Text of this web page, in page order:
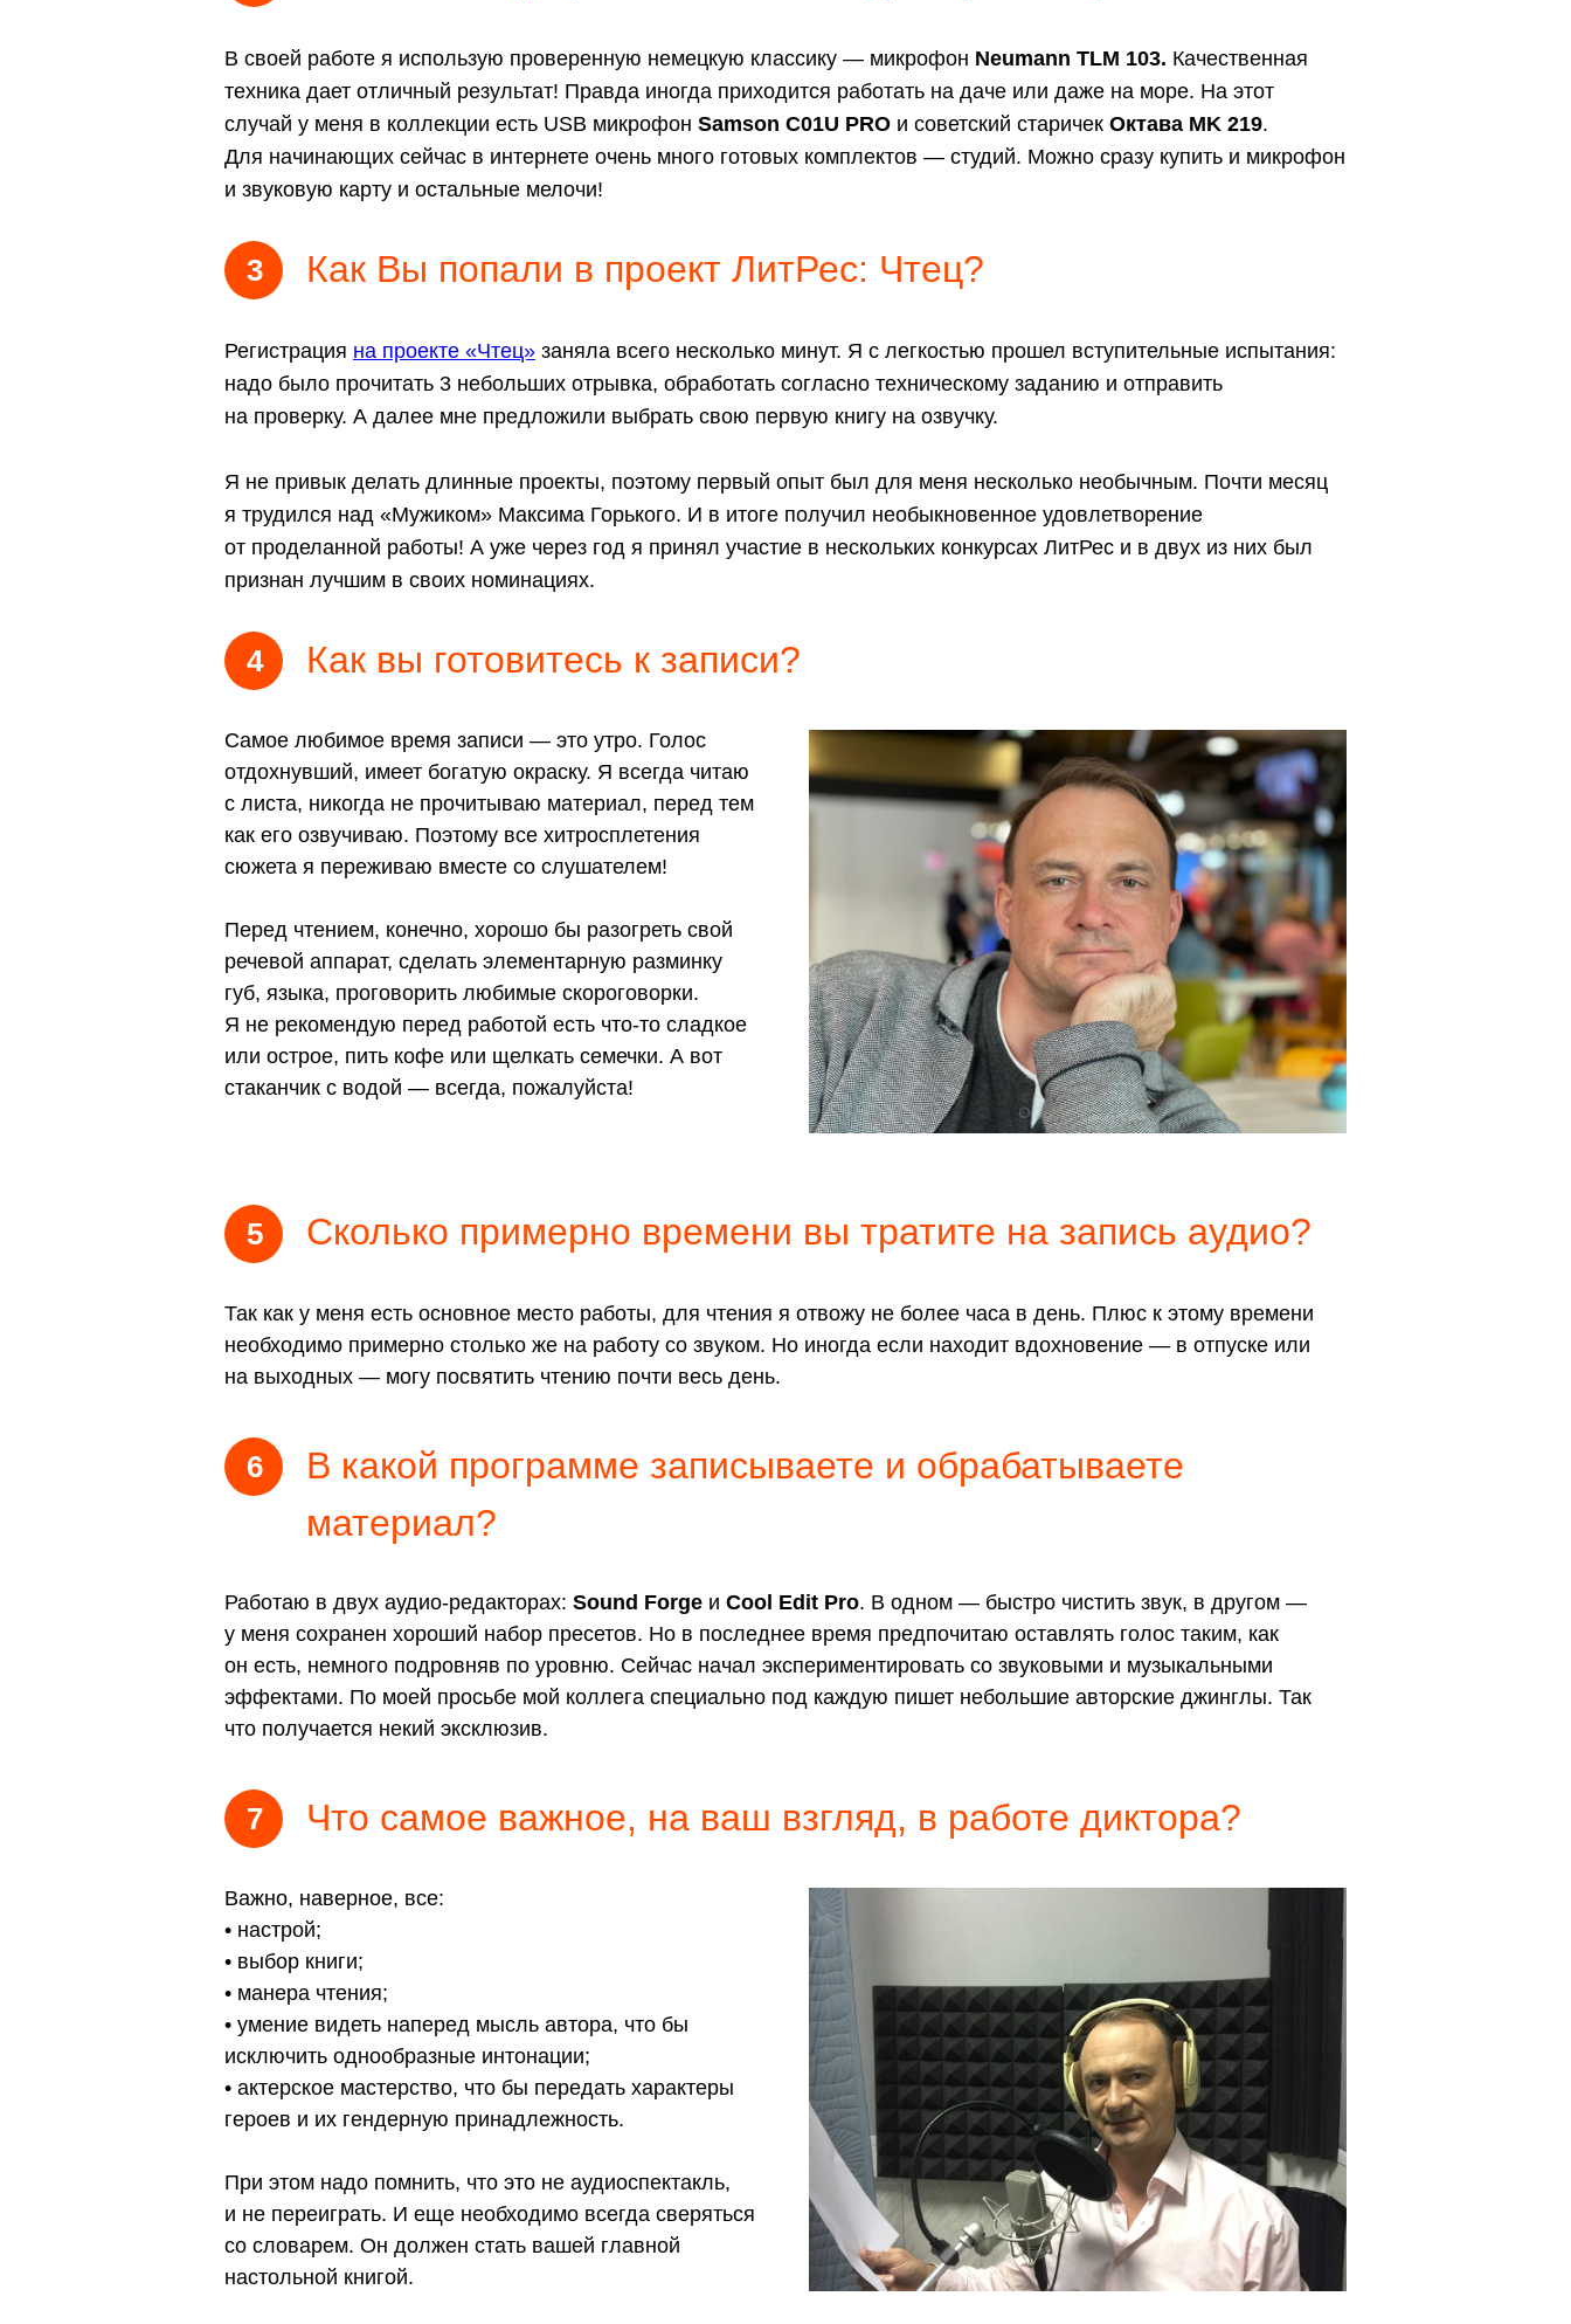
В своей работе я использую проверенную немецкую классику — микрофон Neumann TLM 103. Качественная
техника дает отличный результат! Правда иногда приходится работать на даче или даже на море. На этот
случай у меня в коллекции есть USB микрофон Samson C01U PRO и советский старичек Октавa МK 219.
Для начинающих сейчас в интернете очень много готовых комплектов — студий. Можно сразу купить и микрофон
и звуковую карту и остальные мелочи!
3 Как Вы попали в проект ЛитРес: Чтец?
Регистрация на проекте «Чтец» заняла всего несколько минут. Я с легкостью прошел вступительные испытания:
надо было прочитать 3 небольших отрывка, обработать согласно техническому заданию и отправить
на проверку. А далее мне предложили выбрать свою первую книгу на озвучку.
Я не привык делать длинные проекты, поэтому первый опыт был для меня несколько необычным. Почти месяц
я трудился над «Мужиком» Максима Горького. И в итоге получил необыкновенное удовлетворение
от проделанной работы! А уже через год я принял участие в нескольких конкурсах ЛитРес и в двух из них был
признан лучшим в своих номинациях.
4 Как вы готовитесь к записи?
Самое любимое время записи — это утро. Голос
отдохнувший, имеет богатую окраску. Я всегда читаю
с листа, никогда не прочитываю материал, перед тем
как его озвучиваю. Поэтому все хитросплетения
сюжета я переживаю вместе со слушателем!
Перед чтением, конечно, хорошо бы разогреть свой
речевой аппарат, сделать элементарную разминку
губ, языка, проговорить любимые скороговорки.
Я не рекомендую перед работой есть что-то сладкое
или острое, пить кофе или щелкать семечки. А вот
стаканчик с водой — всегда, пожалуйста!
5 Сколько примерно времени вы тратите на запись аудио?
Так как у меня есть основное место работы, для чтения я отвожу не более часа в день. Плюс к этому времени
необходимо примерно столько же на работу со звуком. Но иногда если находит вдохновение — в отпуске или
на выходных — могу посвятить чтению почти весь день.
6
В какой программе записываете и обрабатываете
материал?
Работаю в двух аудио-редакторах: Sound Forge и Cool Edit Pro. В одном — быстро чистить звук, в другом —
у меня сохранен хороший набор пресетов. Но в последнее время предпочитаю оставлять голос таким, как
он есть, немного подровняв по уровню. Сейчас начал экспериментировать со звуковыми и музыкальными
эффектами. По моей просьбе мой коллега специально под каждую пишет небольшие авторские джинглы. Так
что получается некий эксклюзив.
7 Что самое важное, на ваш взгляд, в работе диктора?
Важно, наверное, все:
• настрой;
• выбор книги;
• манера чтения;
• умение видеть наперед мысль автора, что бы
исключить однообразные интонации;
• актерское мастерство, что бы передать характеры
героев и их гендерную принадлежность.
При этом надо помнить, что это не аудиоспектакль,
и не переиграть. И еще необходимо всегда сверяться
со словарем. Он должен стать вашей главной
настольной книгой.